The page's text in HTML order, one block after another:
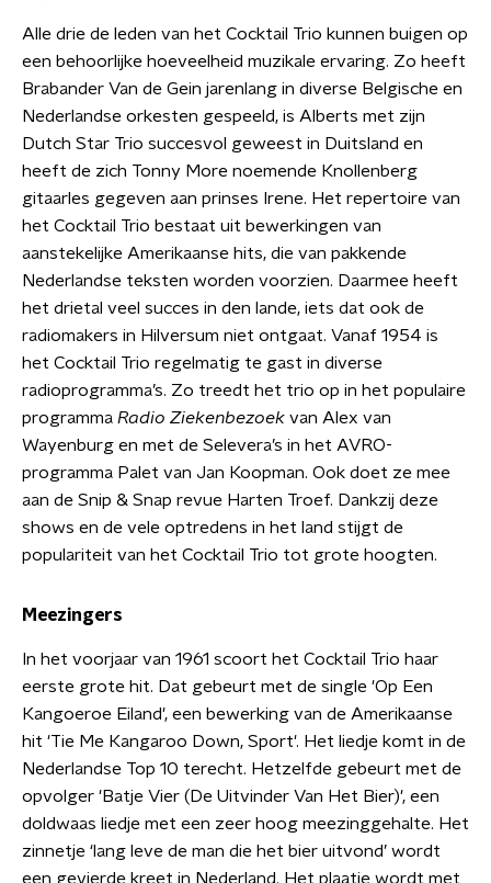
Alle drie de leden van het Cocktail Trio kunnen buigen op
een behoorlijke hoeveelheid muzikale ervaring. Zo heeft
Brabander Van de Gein jarenlang in diverse Belgische en
Nederlandse orkesten gespeeld, is Alberts met zijn
Dutch Star Trio succesvol geweest in Duitsland en
heeft de zich Tonny More noemende Knollenberg
gitaarles gegeven aan prinses Irene. Het repertoire van
het Cocktail Trio bestaat uit bewerkingen van
aanstekelijke Amerikaanse hits, die van pakkende
Nederlandse teksten worden voorzien. Daarmee heeft
het drietal veel succes in den lande, iets dat ook de
radiomakers in Hilversum niet ontgaat. Vanaf 1954 is
het Cocktail Trio regelmatig te gast in diverse
radioprogramma’s. Zo treedt het trio op in het populaire
programma Radio Ziekenbezoek van Alex van
Wayenburg en met de Selevera’s in het AVRO-
programma Palet van Jan Koopman. Ook doet ze mee
aan de Snip & Snap revue Harten Troef. Dankzij deze
shows en de vele optredens in het land stijgt de
populariteit van het Cocktail Trio tot grote hoogten.
Meezingers
In het voorjaar van 1961 scoort het Cocktail Trio haar
eerste grote hit. Dat gebeurt met de single 'Op Een
Kangoeroe Eiland', een bewerking van de Amerikaanse
hit 'Tie Me Kangaroo Down, Sport'. Het liedje komt in de
Nederlandse Top 10 terecht. Hetzelfde gebeurt met de
opvolger 'Batje Vier (De Uitvinder Van Het Bier)', een
doldwaas liedje met een zeer hoog meezinggehalte. Het
zinnetje ‘lang leve de man die het bier uitvond’ wordt
een gevierde kreet in Nederland. Het plaatje wordt met